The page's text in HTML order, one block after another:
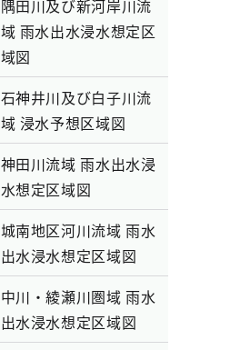
隅田川及び新河岸川流
域 雨水出水浸水想定区
域図
石神井川及び白子川流
域 浸水予想区域図
神田川流域 雨水出水浸
水想定区域図
城南地区河川流域 雨水
出水浸水想定区域図
中川・綾瀬川圏域 雨水
出水浸水想定区域図